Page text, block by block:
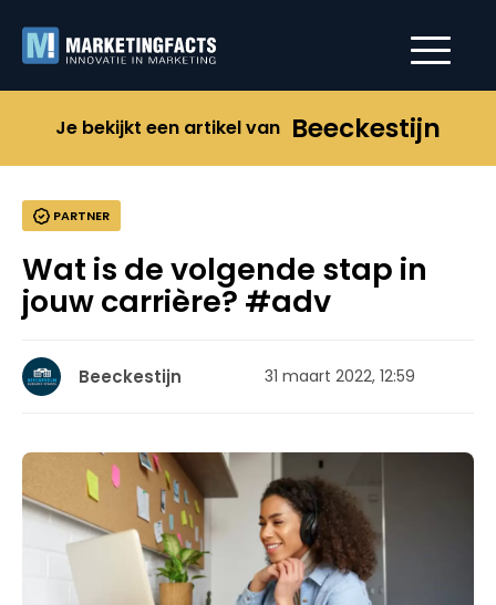
Je bekijkt een artikel van Beeckestijn
PARTNER
Wat is de volgende stap in
jouw carrière? #adv
Beeckestijn 31 maart 2022, 12:59